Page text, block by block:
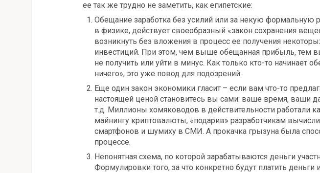
ее так же трудно не заметить, как египетские:
Обещание заработка без усилий или за некую формальную
в физике, действует своеобразный «закон сохранения
возникнуть без вложения в процесс ее получения
инвестиций. При этом, чем выше обещанная прибыль, тем
не получить или уйти в минус. Как только кто-то начинает
ничего», это уже повод для подозрений.
Еще один закон экономики гласит – если вам что-то
настоящей ценой становитесь вы сами: ваше время, ваши
т.д. Миллионы хомяководов в действительности работали
майнингу криптовалюты, «подарив» разработчикам
смартфонов и шумиху в СМИ. А прокачка грызуна была
процессе.
Непонятная схема, по которой зарабатываются деньги
Формулировки того, за что конкретно будут платить